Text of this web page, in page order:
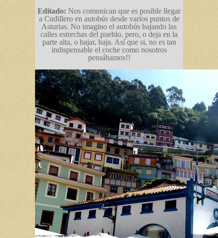
Editado: Nos comunican que es posible llegar
a Cudillero en autobús desde varios puntos de
Asturias. No imagino el autobús bajando las
calles estrechas del pueblo, pero, o deja en la
parte alta, o bajar, baja. Así que si, no es tan
indispensable el coche como nosotros
pensábamos!!